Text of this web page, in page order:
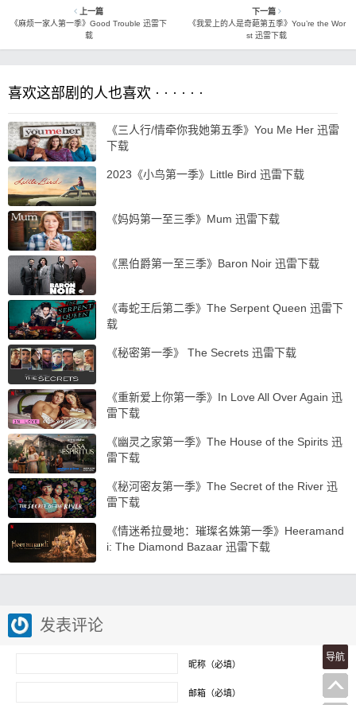
上一篇
《麻烦一家人第一季》Good Trouble 迅雷下
载
下一篇
《我爱上的人是奇葩第五季》You’re the Wor
st 迅雷下载
喜欢这部剧的人也喜欢 · · · · · ·
《三人行/情牵你我她第五季》You Me Her 迅雷
下载
2023《小鸟第一季》Little Bird 迅雷下载
《妈妈第一至三季》Mum 迅雷下载
《黑伯爵第一至三季》Baron Noir 迅雷下载
《毒蛇王后第二季》The Serpent Queen 迅雷下
载
《秘密第一季》 The Secrets 迅雷下载
《重新爱上你第一季》In Love All Over Again 迅
雷下载
《幽灵之家第一季》The House of the Spirits 迅
雷下载
《秘河密友第一季》The Secret of the River 迅
雷下载
《情迷希拉曼地：璀璨名姝第一季》Heeramand
i: The Diamond Bazaar 迅雷下载
发表评论
昵称（必填）
邮箱（必填）
导航